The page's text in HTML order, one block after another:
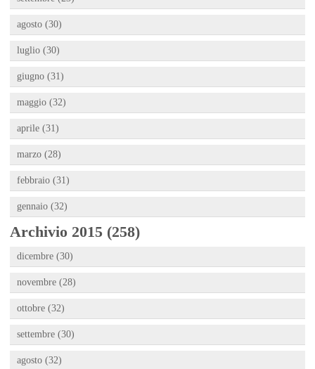
agosto (30)
luglio (30)
giugno (31)
maggio (32)
aprile (31)
marzo (28)
febbraio (31)
gennaio (32)
Archivio 2015 (258)
dicembre (30)
novembre (28)
ottobre (32)
settembre (30)
agosto (32)